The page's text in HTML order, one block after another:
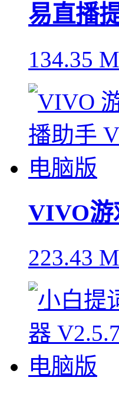
易直播
134.35
VIVO游
223.43